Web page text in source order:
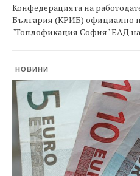
Конфедерацията на
България (КРИБ) официално
"Топлофикация София" ЕАД на
НОВИНИ